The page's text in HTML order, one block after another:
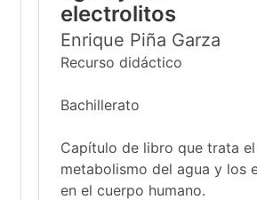
electrolitos
Enrique Piña Garza
Recurso didáctico
Bachillerato
Capítulo de libro que trata
metabolismo del agua y los
en el cuerpo humano.